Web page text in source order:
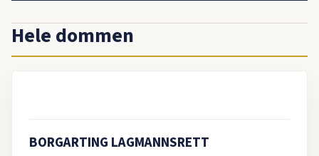
Hele dommen
BORGARTING LAGMANNSRETT